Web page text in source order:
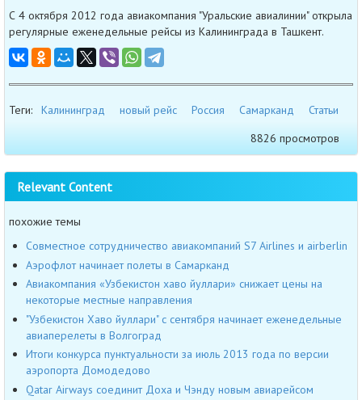
С 4 октября 2012 года авиакомпания "Уральские авиалинии" открыла
регулярные еженедельные рейсы из Калининграда в Ташкент.
Теги: Калининград новый рейс Россия Самарканд
Статьи
8826 просмотров
Relevant Content
похожие темы
Совместное сотрудничество авиакомпаний S7 Airlines и airberlin
Аэрофлот начинает полеты в Самарканд
Авиакомпания «Узбекистон хаво йуллари» снижает цены на
некоторые местные направления
"Узбекистон Хаво йуллари" с сентября начинает еженедельные
авиаперелеты в Волгоград
Итоги конкурса пунктуальности за июль 2013 года по версии
аэропорта Домодедово
Qatar Airways соединит Доха и Чэнду новым авиарейсом